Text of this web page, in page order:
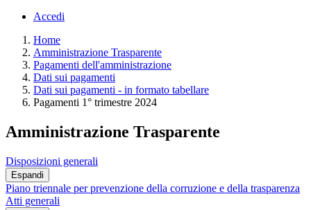
Accedi
Home
Amministrazione Trasparente
Pagamenti dell'amministrazione
Dati sui pagamenti
Dati sui pagamenti - in formato tabellare
Pagamenti 1° trimestre 2024
Amministrazione Trasparente
Disposizioni generali
Espandi
Piano triennale per prevenzione della corruzione e della trasparenza
Atti generali